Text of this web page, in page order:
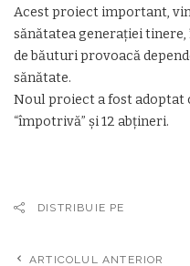
Acest proiect important,
sănătatea generației
de băuturi provoacă
sănătate.
Noul proiect a fost adoptat
“împotrivă” și 12 abțineri.
DISTRIBUIE PE
ARTICOLUL ANTERIOR